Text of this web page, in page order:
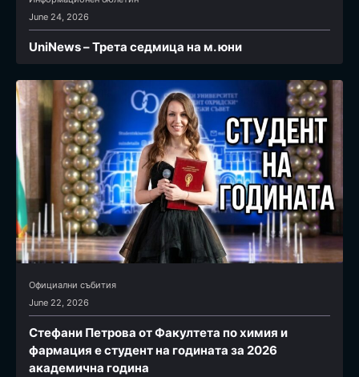
June 24, 2026
UniNews – Трета седмица на м. юни
Официални събития
June 22, 2026
Стефани Петрова от Факултета по химия и
фармация e студент на годината за 2026
академична година